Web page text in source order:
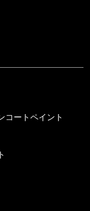
コートペイント